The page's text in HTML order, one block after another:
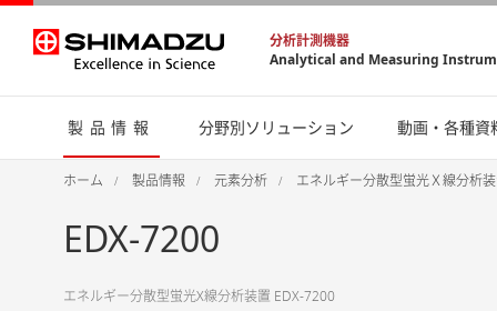
分析計測機器
Analytical and Measuring
製品情報 分野別ソリューション 動画・各種資
ホーム 製品情報 元素分析 エネルギー分散型蛍光Ｘ線分析装
EDX-7200
エネルギー分散型蛍光X線分析装置 EDX-7200